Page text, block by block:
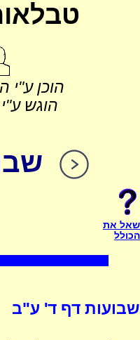
הוכן ע"י
הוגש
שאל את
הכולל
שבועות דף ד' ע"ב